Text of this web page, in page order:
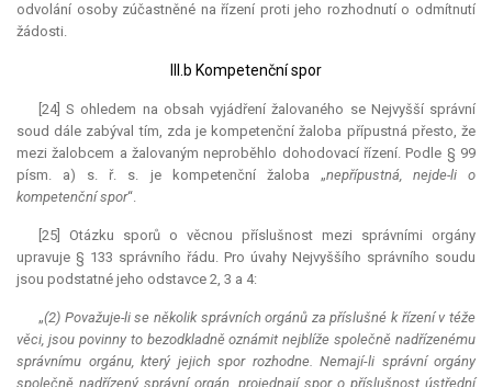
odvolání osoby zúčastněné na řízení proti jeho rozhodnutí o odmítnutí
žádosti.
III.b Kompetenční spor
[24] S ohledem na obsah vyjádření žalovaného se Nejvyšší správní
soud dále zabýval tím, zda je kompetenční žaloba přípustná přesto, že
mezi žalobcem a žalovaným neproběhlo dohodovací řízení. Podle § 99
písm. a) s. ř. s. je kompetenční žaloba „nepřípustná, nejde-li o
kompetenční spor“.
[25] Otázku sporů o věcnou příslušnost mezi správními orgány
upravuje § 133 správního řádu. Pro úvahy Nejvyššího správního soudu
jsou podstatné jeho odstavce 2, 3 a 4:
„(2) Považuje-li se několik správních orgánů za příslušné k řízení v téže
věci, jsou povinny to bezodkladně oznámit nejblíže společně nadřízenému
správnímu orgánu, který jejich spor rozhodne. Nemají-li správní orgány
společně nadřízený správní orgán, projednají spor o příslušnost ústřední